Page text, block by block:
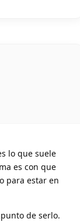
lo que suele
es con que
para estar en
de serlo.